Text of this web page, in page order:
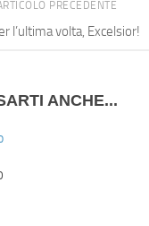
PRECEDENTE
l’ultima volta, Excelsior!
ANCHE...